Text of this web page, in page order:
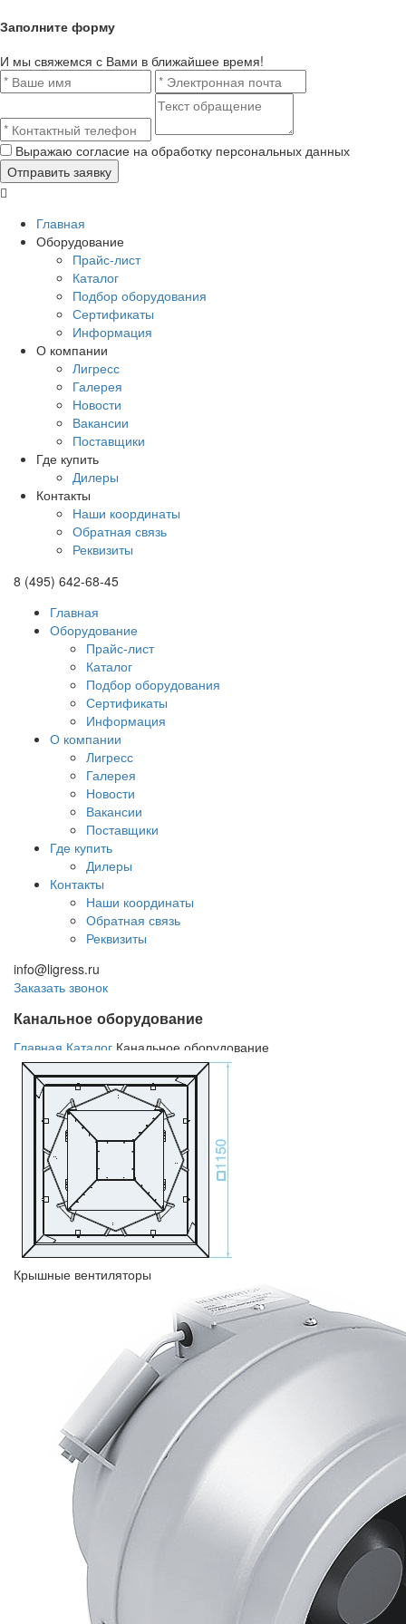
Заполните форму
И мы свяжемся с Вами в ближайшее время!
Выражаю согласие на обработку персональных данных
Главная
Оборудование
Прайс-лист
Каталог
Подбор оборудования
Сертификаты
Информация
О компании
Лигресс
Галерея
Новости
Вакансии
Поставщики
Где купить
Дилеры
Контакты
Наши координаты
Обратная связь
Реквизиты
8 (495) 642-68-45
Главная
Оборудование
Прайс-лист
Каталог
Подбор оборудования
Сертификаты
Информация
О компании
Лигресс
Галерея
Новости
Вакансии
Поставщики
Где купить
Дилеры
Контакты
Наши координаты
Обратная связь
Реквизиты
info@ligress.ru
Заказать звонок
Канальное оборудование
Главная Каталог Канальное оборудование
Крышные вентиляторы